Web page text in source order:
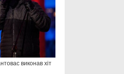
виконав хіт